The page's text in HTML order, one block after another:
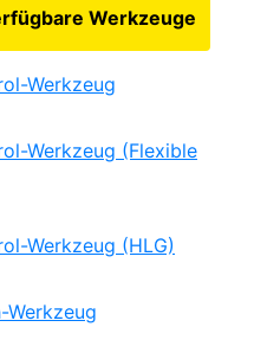
Werkzeuge
Werkzeug
Werkzeug (Flexible
Werkzeug (HLG)
Werkzeug